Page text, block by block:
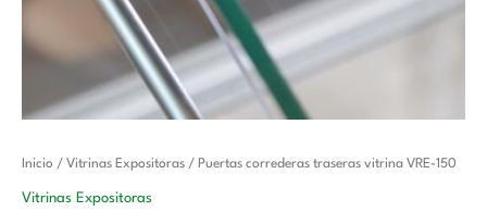
Inicio / Vitrinas Expositoras / Puertas correderas traseras vitrina VRE-150
Vitrinas Expositoras
El
precio
El
Puertas
correderas